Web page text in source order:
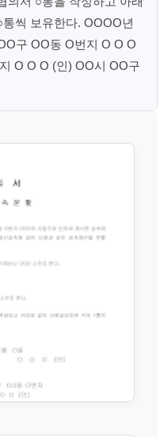
씩 보유한다. OOOO년
구 OO동 O번지 O O O
O O O (인) OO시 OO구